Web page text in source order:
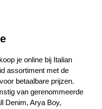
je online bij Italian
assortiment met de
betaalbare prijzen.
van gerenommeerde
Denim, Arya Boy,